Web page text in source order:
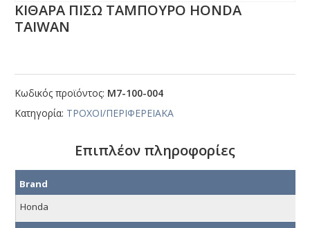
ΚΙΘΑΡΑ ΠΙΣΩ ΤΑΜΠΟΥΡΟ ΗΟΝDΑ
ΤΑΙWΑΝ
Κωδικός προϊόντος: Μ7-100-004
Κατηγορία: ΤΡΟΧΟΙ/ΠΕΡΙΦΕΡΕΙΑΚΑ
Επιπλέον πληροφορίες
Brand
Honda